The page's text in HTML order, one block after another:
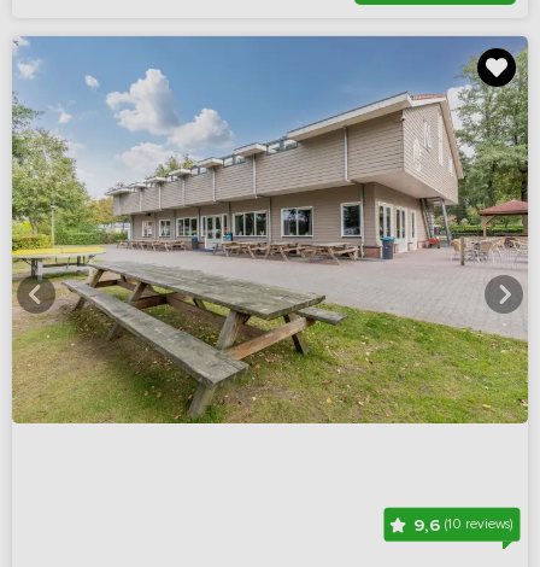
9,6(10 reviews)